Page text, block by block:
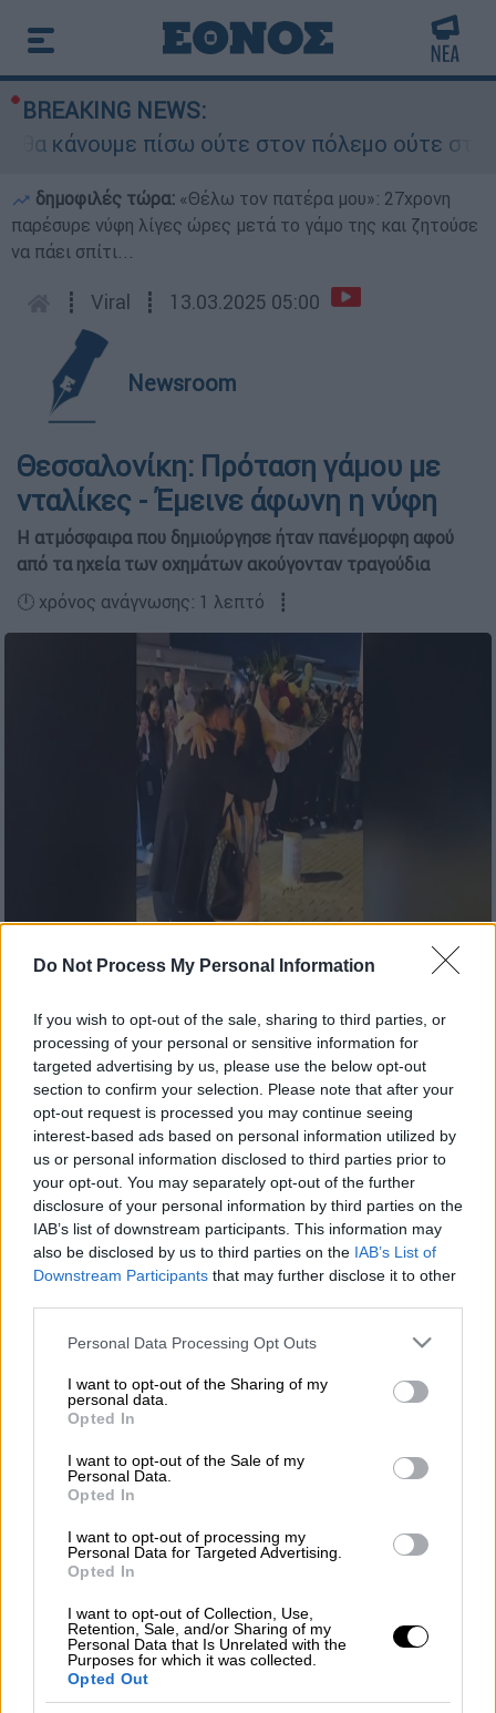
Do Not Process My Personal Information
If you wish to opt-out of the sale, sharing to third parties, or
processing of your personal or sensitive information for
targeted advertising by us, please use the below opt-out
section to confirm your selection. Please note that after your
opt-out request is processed you may continue seeing
interest-based ads based on personal information utilized by
us or personal information disclosed to third parties prior to
your opt-out. You may separately opt-out of the further
disclosure of your personal information by third parties on the
IAB’s list of downstream participants. This information may
also be disclosed by us to third parties on the IAB’s List of
Downstream Participants that may further disclose it to other
Please note that this website/app uses one or more Google
not limited to your visit or usage behaviour. You may click to
grant or deny consent to Google and its third-party tags to
use your data for below specified purposes in below Google
consent section.
Personal Data Processing Opt Outs
I want to opt-out of the Sharing of my
personal data.
Opted In
I want to opt-out of the Sale of my
Personal Data.
Opted In
I want to opt-out of processing my
Personal Data for Targeted Advertising.
Opted In
I want to opt-out of Collection, Use,
Retention, Sale, and/or Sharing of my
Personal Data that Is Unrelated with the
Purposes for which it was collected.
Opted Out
BREAKING NEWS:
κάνουμε πίσω ούτε στον πόλεμο ούτε στις
δημοφιλές τώρα: «Θέλω τον πατέρα μου»: 27χρονη
παρέσυρε νύφη λίγες ώρες μετά το γάμο της και ζητούσε
να πάει σπίτι...
┋ Viral ┋ 13.03.2025 05:00
Newsroom
Θεσσαλονίκη: Πρόταση γάμου με
νταλίκες - Έμεινε άφωνη η νύφη
Η ατμόσφαιρα που δημιούργησε ήταν πανέμορφη αφού
από τα ηχεία των οχημάτων ακούγονταν τραγούδια
🕛 χρόνος ανάγνωσης: 1 λεπτό ┋
Μιαεντυπωσιακή πρόταση γάμου έγινε στη
Θεσσαλονίκη με νταλίκες και πλήθος κόσμου
έξω απόεμπορικό κέντροτης πόλης.
ΔΙΑΒΑΣΤΕ ΕΠΙΣΗΣ
Πολιτική|12.03.2025 15:02
Μητσοτάκης: Κάθε κυβέρνηση
κρίνεται όχι από τις προθέσεις της
Αθλητισμός|12.03.2025 14:52
«Έτσι πέθανε ο Μαραντόνα»: Ο
φωτογραφία στη δίκη
Μέσα από ένα βίντεο του
γαμπρός να έχει κατεβεί από την νταλίκα
κρατώνταςστα χέρια του μια ανθοδέσμη με
τους φίλους του να έχουν ένα πανό που
γράφει «θες να με παντρευτείς».